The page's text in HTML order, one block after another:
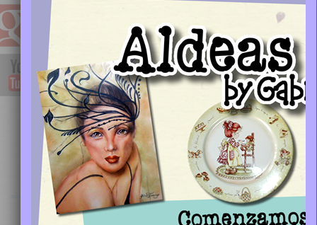
Fotos de los proyectos realizados por las profesoras
del taller de Estilo Country:
More
11 enero, 2012 / Aldeas del Sol Leave a comment /
Estilo Country / estilo ,gabriela fiamingo,pintura,pintura
country,proyectos trabajos